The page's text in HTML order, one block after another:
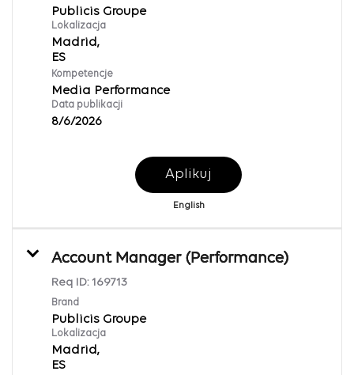
Publicis Groupe
Lokalizacja
Madrid,
Kompetencje
Media Performance
Data publikacji
8/6/2026
Aplikuj
English
Account Manager (Performance)
Req ID: 169713
Brand
Publicis Groupe
Lokalizacja
Madrid,